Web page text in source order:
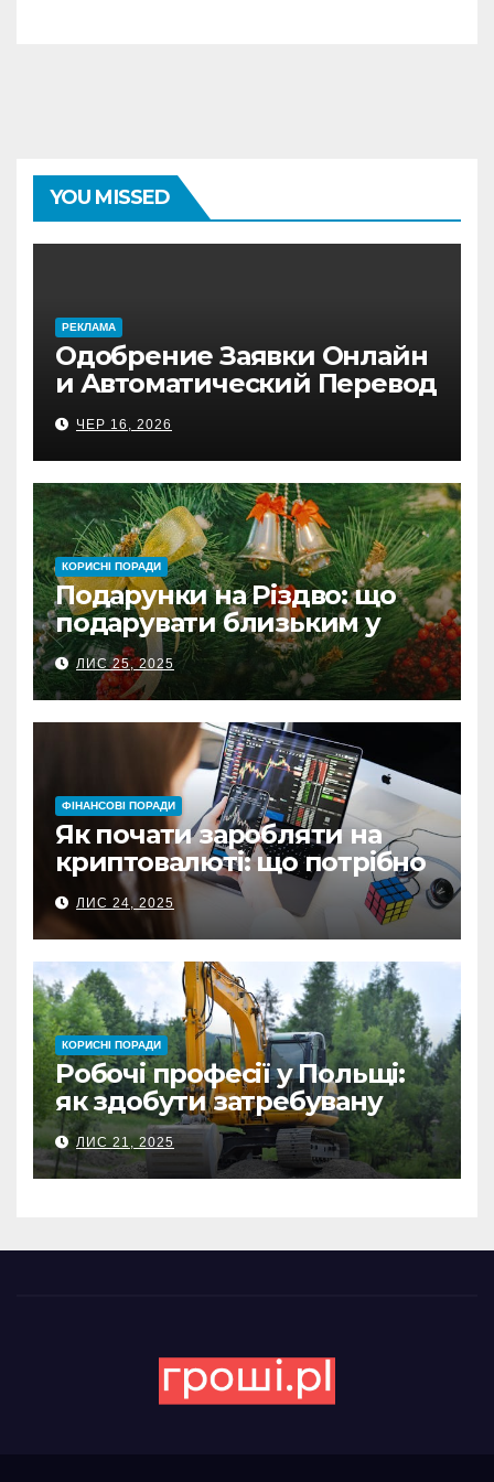
YOU MISSED
PЕКЛАМА
Одобрение Заявки Онлайн
и Автоматический Перевод
на Банковский Счёт.
Проверь
ЧЕР 16, 2026
КОРИСНІ ПОРАДИ
Подарунки на Різдво: що
подарувати близьким у
Польщі
ЛИС 25, 2025
ФІНАНСОВІ ПОРАДИ
Як почати заробляти на
криптовалюті: що потрібно
знати перед першою
інвестицією
ЛИС 24, 2025
КОРИСНІ ПОРАДИ
Робочі професії у Польщі:
як здобути затребувану
спеціальність та заробляти
гідні гроші
ЛИС 21, 2025